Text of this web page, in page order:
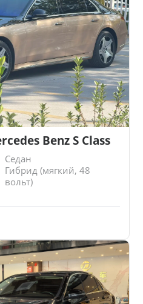
Benz S Class
Седан
Гибрид (мягкий, 48
вольт)